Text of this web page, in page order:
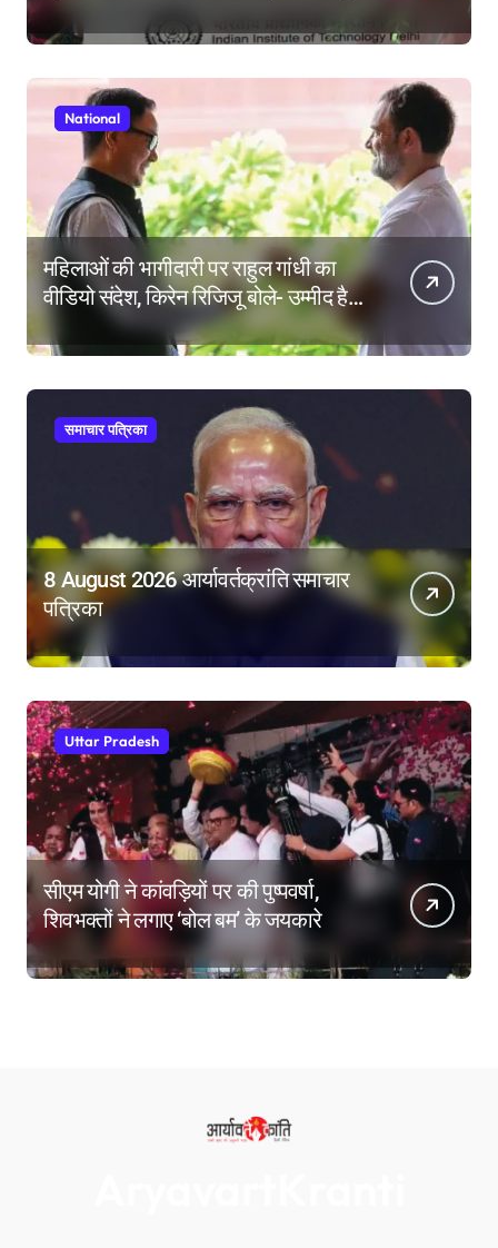
की परीक्षा में सब कुछ आउट ऑफ सिलेबस
होता है
National
महिलाओं की भागीदारी पर राहुल गांधी का
वीडियो संदेश, किरेन रिजिजू बोले- उम्मीद है
महिला आरक्षण बिल का बिना शर्त करेंगे
समर्थन
समाचार पत्रिका
8 August 2026 आर्यावर्तक्रांति समाचार
पत्रिका
Uttar Pradesh
सीएम योगी ने कांवड़ियों पर की पुष्पवर्षा,
शिवभक्तों ने लगाए ‘बोल बम’ के जयकारे